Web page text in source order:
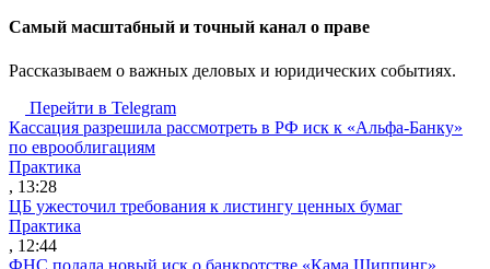
Cамый масштабный и точный канал о праве
Рассказываем о важных деловых и юридических событиях.
Перейти в Telegram
Кассация разрешила рассмотреть в РФ иск к «Альфа-Банку»
по еврооблигациям
Практика
, 13:28
ЦБ ужесточил требования к листингу ценных бумаг
Практика
, 12:44
ФНС подала новый иск о банкротстве «Кама Шиппинг»